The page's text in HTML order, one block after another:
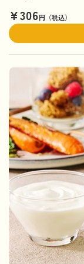
¥306円（税込）